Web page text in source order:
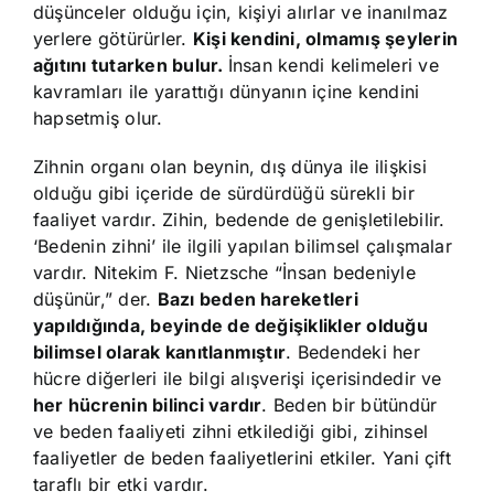
düşünceler olduğu için, kişiyi alırlar ve inanılmaz
yerlere götürürler. Kişi kendini, olmamış şeylerin
ağıtını tutarken bulur. İnsan kendi kelimeleri ve
kavramları ile yarattığı dünyanın içine kendini
hapsetmiş olur.
Zihnin organı olan beynin, dış dünya ile ilişkisi
olduğu gibi içeride de sürdürdüğü sürekli bir
faaliyet vardır. Zihin, bedende de genişletilebilir.
‘Bedenin zihni’ ile ilgili yapılan bilimsel çalışmalar
vardır. Nitekim F. Nietzsche “İnsan bedeniyle
düşünür,” der. Bazı beden hareketleri
yapıldığında, beyinde de değişiklikler olduğu
bilimsel olarak kanıtlanmıştır. Bedendeki her
hücre diğerleri ile bilgi alışverişi içerisindedir ve
her hücrenin bilinci vardır. Beden bir bütündür
ve beden faaliyeti zihni etkilediği gibi, zihinsel
faaliyetler de beden faaliyetlerini etkiler. Yani çift
taraflı bir etki vardır.